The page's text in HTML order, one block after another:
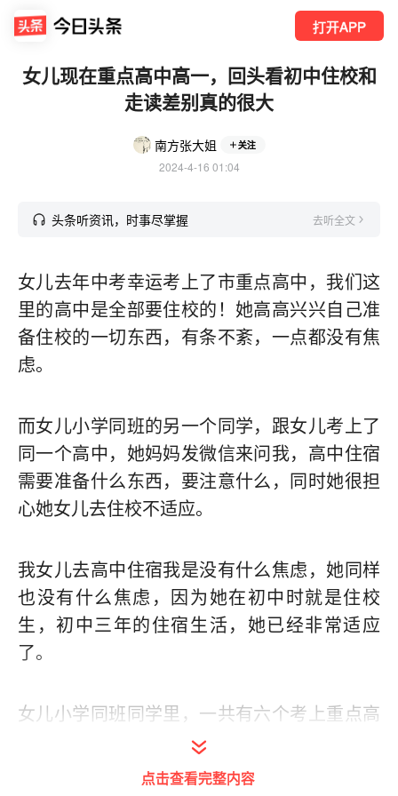
打开APP
女儿现在重点高中高一，回头看初中住校和
走读差别真的很大
南方张大姐 关注
2024-4-16 01:04
头条听资讯，时事尽掌握 去听全文
女儿去年中考幸运考上了市重点高中，我们这
里的高中是全部要住校的！她高高兴兴自己准
备住校的一切东西，有条不紊，一点都没有焦
虑。
而女儿小学同班的另一个同学，跟女儿考上了
同一个高中，她妈妈发微信来问我，高中住宿
需要准备什么东西，要注意什么，同时她很担
心她女儿去住校不适应。
我女儿去高中住宿我是没有什么焦虑，她同样
也没有什么焦虑，因为她在初中时就是住校
生，初中三年的住宿生活，她已经非常适应
了。
女儿小学同班同学里，一共有六个考上重点高
中，而除了女儿在初中是住校生以外，其余五
名同学全部是走读生(我也不明白考上重点高中
点击查看完整内容